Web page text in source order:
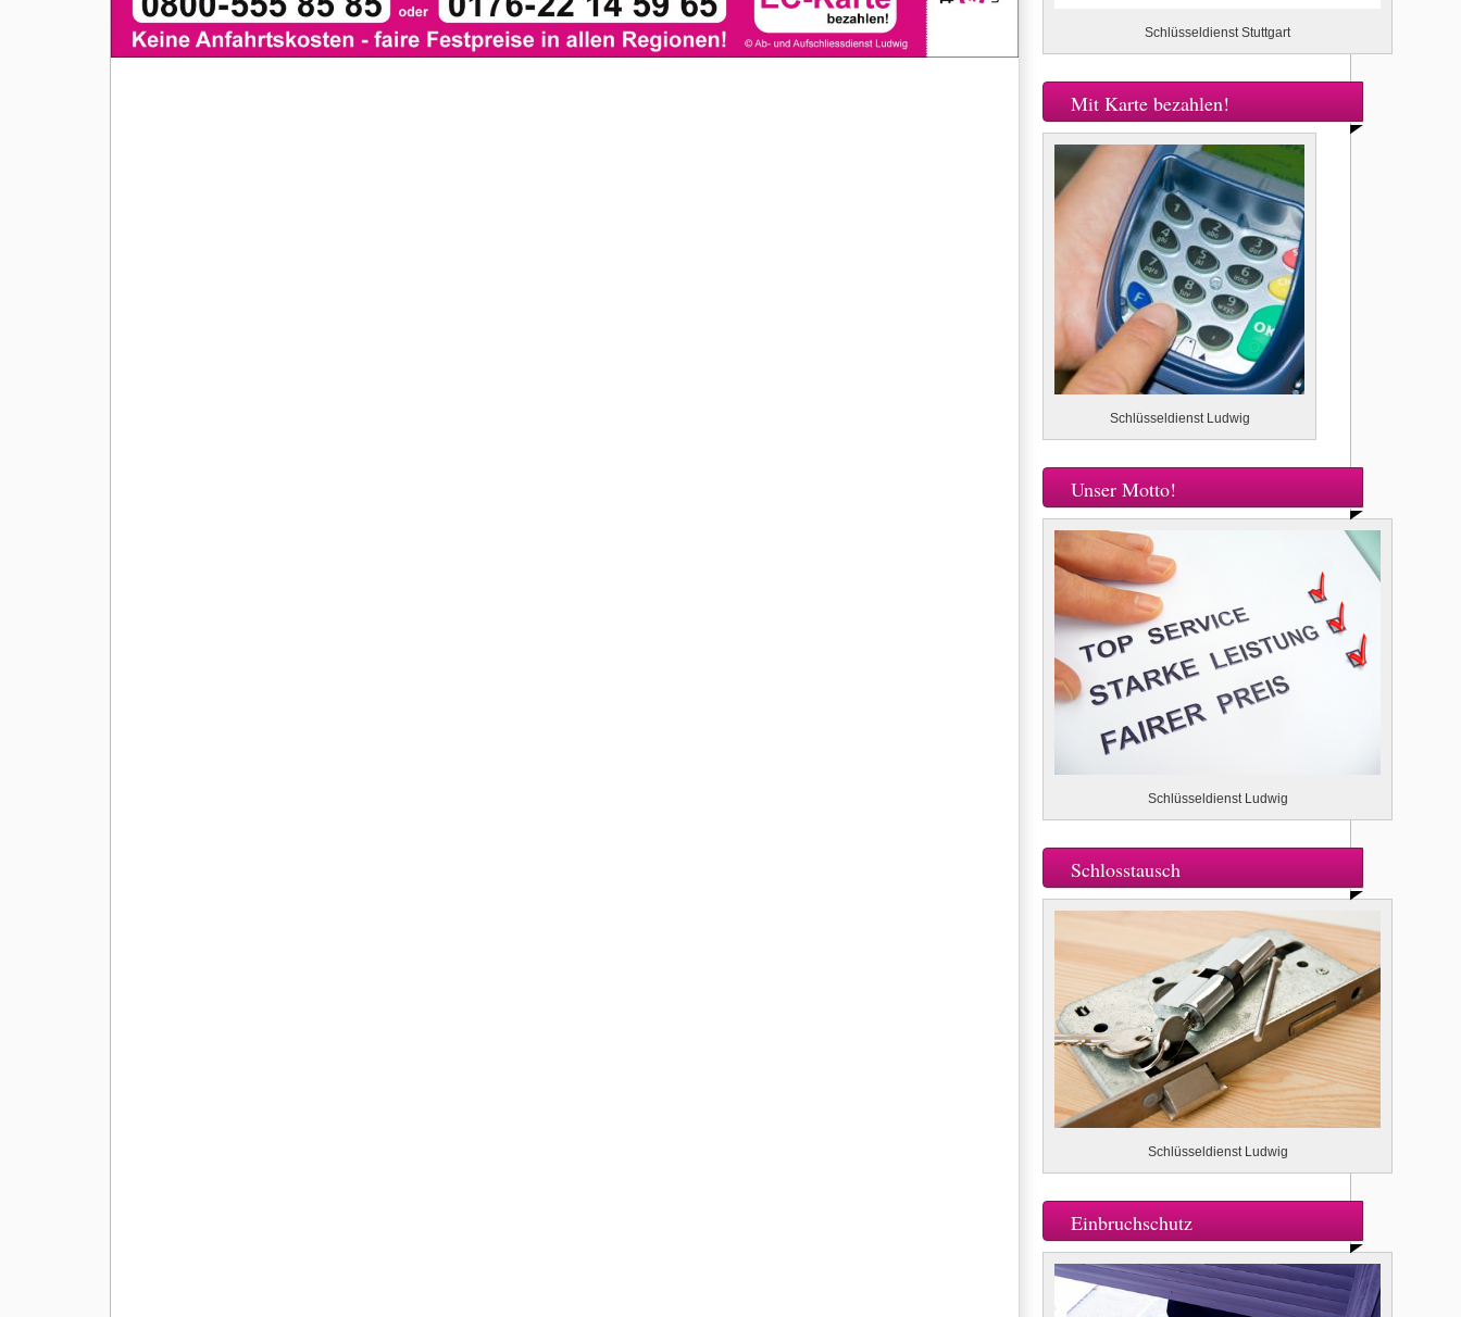
Schlüsseldienst Stuttgart
Mit Karte bezahlen!
Schlüsseldienst Ludwig
Unser Motto!
Schlüsseldienst Ludwig
Schlosstausch
Schlüsseldienst Ludwig
Einbruchschutz